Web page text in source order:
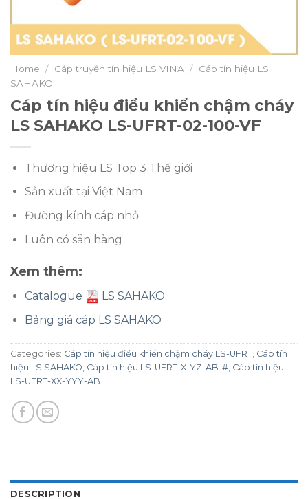
Home / Cáp truyền tín hiệu LS VINA / Cáp tín hiệu LS
SAHAKO
Cáp tín hiệu điều khiển chậm cháy
LS SAHAKO LS-UFRT-02-100-VF
Thương hiệu LS Top 3 Thế giới
Sản xuất tại Việt Nam
Đường kính cáp nhỏ
Luôn có sẵn hàng
Xem thêm:
Catalogue
LS SAHAKO
Bảng giá cáp LS SAHAKO
Categories: Cáp tín hiệu điều khiển chậm cháy LS-UFRT Cáp tín
hiệu LS SAHAKO Cáp tín hiệu LS-UFRT-X-YZ-AB-# Cáp tín hiệu
LS-UFRT-XX-YYY-AB
DESCRIPTION